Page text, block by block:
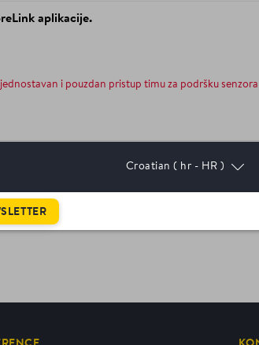
aplikacije.
i pouzdan pristup timu za podršku
Croatian ( hr - HR )